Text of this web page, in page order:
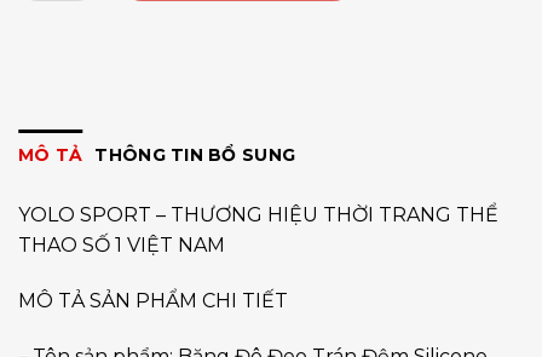
MÔ TẢ THÔNG TIN BỔ SUNG
YOLO SPORT – THƯƠNG HIỆU THỜI TRANG THỂ
THAO SỐ 1 VIỆT NAM
MÔ TẢ SẢN PHẨM CHI TIẾT